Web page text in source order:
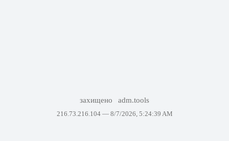
захищено adm.tools
216.73.216.104 — 8/7/2026, 5:24:39 AM